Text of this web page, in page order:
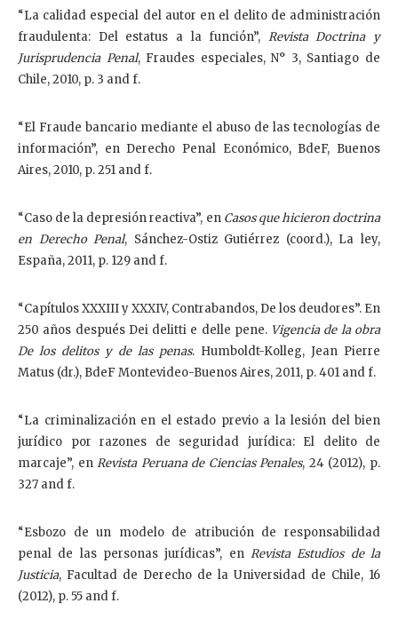
“La calidad especial del autor en el delito de administración
fraudulenta: Del estatus a la función”, Revista Doctrina y
Jurisprudencia Penal, Fraudes especiales, N° 3, Santiago de
Chile, 2010, p. 3 and f.
“El Fraude bancario mediante el abuso de las tecnologías de
información”, en Derecho Penal Económico, BdeF, Buenos
Aires, 2010, p. 251 and f.
“Caso de la depresión reactiva”, en Casos que hicieron doctrina
en Derecho Penal, Sánchez-Ostiz Gutiérrez (coord.), La ley,
España, 2011, p. 129 and f.
“Capítulos XXXIII y XXXIV, Contrabandos, De los deudores”. En
250 años después Dei delitti e delle pene. Vigencia de la obra
De los delitos y de las penas. Humboldt-Kolleg, Jean Pierre
Matus (dr.), BdeF Montevideo-Buenos Aires, 2011, p. 401 and f.
“La criminalización en el estado previo a la lesión del bien
jurídico por razones de seguridad jurídica: El delito de
marcaje”, enRevista Peruana de Ciencias Penales, 24 (2012), p.
327 and f.
“Esbozo de un modelo de atribución de responsabilidad
penal de las personas jurídicas”, en Revista Estudios de la
Justicia, Facultad de Derecho de la Universidad de Chile, 16
(2012), p. 55 and f.